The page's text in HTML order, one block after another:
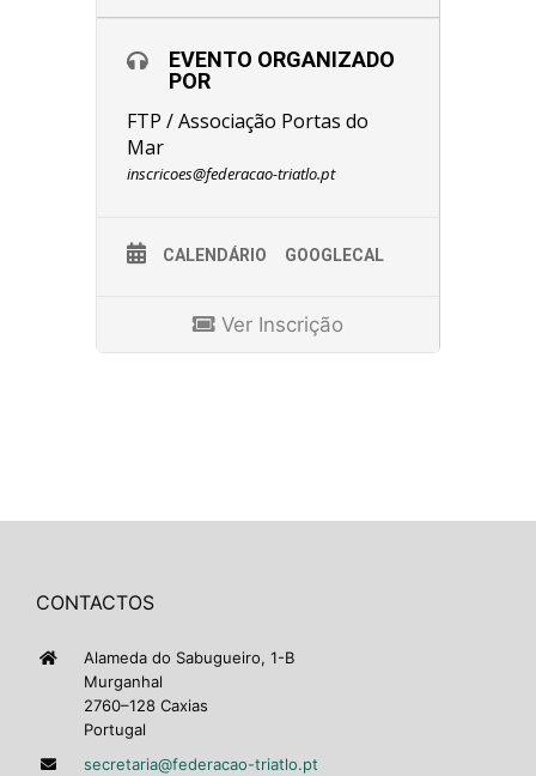
EVENTO ORGANIZADO
POR
FTP / Associação Portas do
Mar
inscricoes@federacao-triatlo.pt
CALENDÁRIO GOOGLECAL
Ver Inscrição
CONTACTOS
Alameda do Sabugueiro, 1-B
Murganhal
2760–128 Caxias
Portugal
secretaria@federacao-triatlo.pt